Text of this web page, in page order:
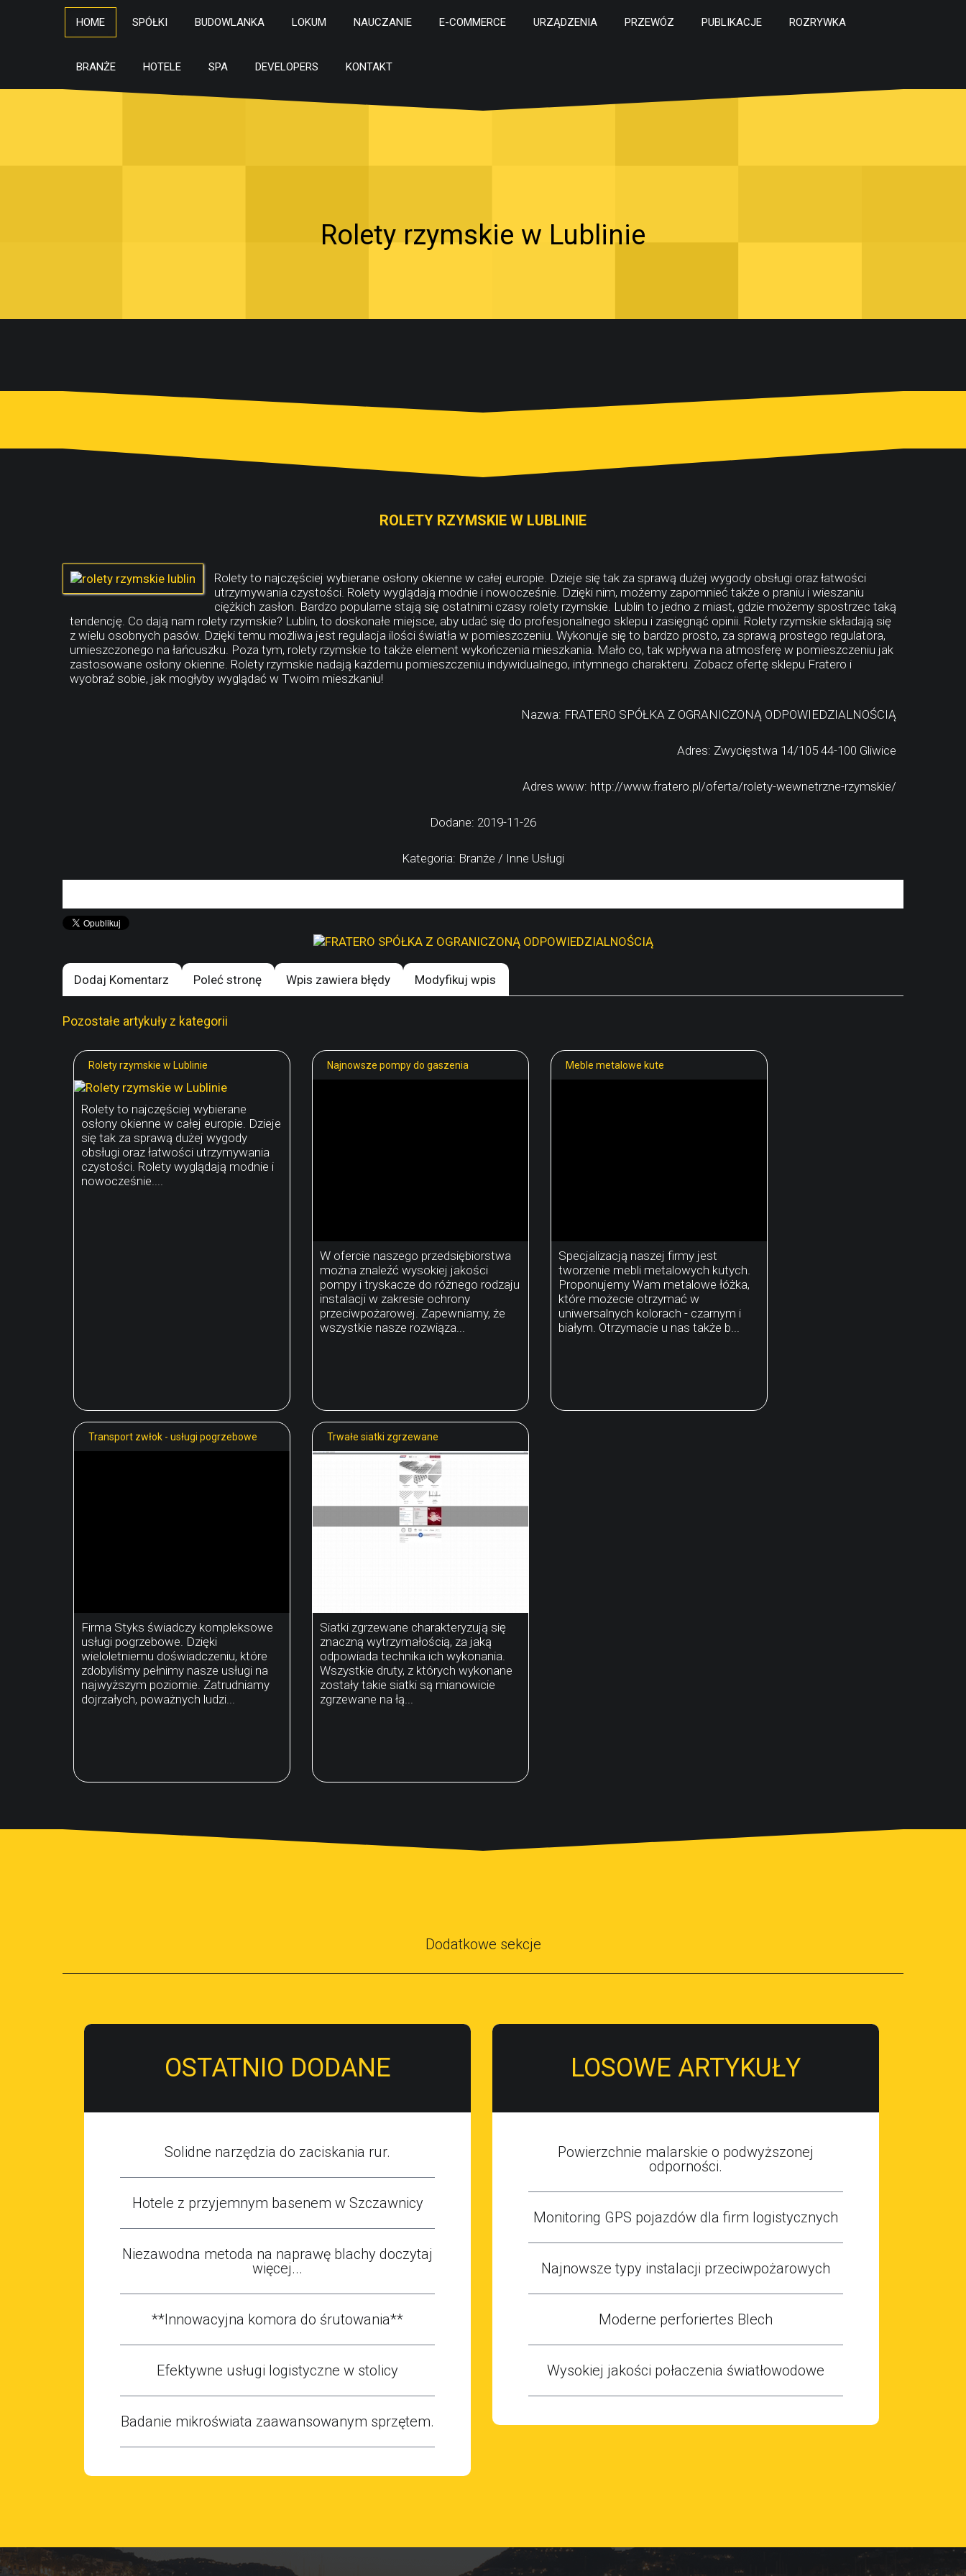
HOME SPÓŁKI BUDOWLANKA LOKUM NAUCZANIE E-COMMERCE URZĄDZENIA PRZEWÓZ PUBLIKACJE ROZRYWKA
BRANŻE HOTELE SPA DEVELOPERS KONTAKT
Rolety rzymskie w Lublinie
ROLETY RZYMSKIE W LUBLINIE
Rolety to najczęściej wybierane osłony okienne w całej europie. Dzieje się tak za sprawą dużej wygody obsługi oraz łatwości
utrzymywania czystości. Rolety wyglądają modnie i nowocześnie. Dzięki nim, możemy zapomnieć także o praniu i wieszaniu
ciężkich zasłon. Bardzo popularne stają się ostatnimi czasy rolety rzymskie. Lublin to jedno z miast, gdzie możemy spostrzec taką
tendencję. Co dają nam rolety rzymskie? Lublin, to doskonałe miejsce, aby udać się do profesjonalnego sklepu i zasięgnąć opinii. Rolety rzymskie składają się
z wielu osobnych pasów. Dzięki temu możliwa jest regulacja ilości światła w pomieszczeniu. Wykonuje się to bardzo prosto, za sprawą prostego regulatora,
umieszczonego na łańcuszku. Poza tym, rolety rzymskie to także element wykończenia mieszkania. Mało co, tak wpływa na atmosferę w pomieszczeniu jak
zastosowane osłony okienne. Rolety rzymskie nadają każdemu pomieszczeniu indywidualnego, intymnego charakteru. Zobacz ofertę sklepu Fratero i
wyobraź sobie, jak mogłyby wyglądać w Twoim mieszkaniu!
Nazwa: FRATERO SPÓŁKA Z OGRANICZONĄ ODPOWIEDZIALNOŚCIĄ
Adres: Zwycięstwa 14/105 44-100 Gliwice
Adres www: http://www.fratero.pl/oferta/rolety-wewnetrzne-rzymskie/
Dodane: 2019-11-26
Kategoria: Branże / Inne Usługi
Dodaj Komentarz Poleć stronę Wpis zawiera błędy Modyfikuj wpis
Pozostałe artykuły z kategorii
Rolety rzymskie w Lublinie
Rolety to najczęściej wybierane
osłony okienne w całej europie. Dzieje
się tak za sprawą dużej wygody
obsługi oraz łatwości utrzymywania
czystości. Rolety wyglądają modnie i
nowocześnie....
Najnowsze pompy do gaszenia
W ofercie naszego przedsiębiorstwa
można znaleźć wysokiej jakości
pompy i tryskacze do różnego rodzaju
instalacji w zakresie ochrony
przeciwpożarowej. Zapewniamy, że
wszystkie nasze rozwiąza...
Meble metalowe kute
Specjalizacją naszej firmy jest
tworzenie mebli metalowych kutych.
Proponujemy Wam metalowe łóżka,
które możecie otrzymać w
uniwersalnych kolorach - czarnym i
białym. Otrzymacie u nas także b...
Transport zwłok - usługi pogrzebowe
Firma Styks świadczy kompleksowe
usługi pogrzebowe. Dzięki
wieloletniemu doświadczeniu, które
zdobyliśmy pełnimy nasze usługi na
najwyższym poziomie. Zatrudniamy
dojrzałych, poważnych ludzi...
Trwałe siatki zgrzewane
Siatki zgrzewane charakteryzują się
znaczną wytrzymałością, za jaką
odpowiada technika ich wykonania.
Wszystkie druty, z których wykonane
zostały takie siatki są mianowicie
zgrzewane na łą...
Dodatkowe sekcje
OSTATNIO DODANE
Solidne narzędzia do zaciskania rur.
Hotele z przyjemnym basenem w Szczawnicy
Niezawodna metoda na naprawę blachy doczytaj
więcej...
**Innowacyjna komora do śrutowania**
Efektywne usługi logistyczne w stolicy
Badanie mikroświata zaawansowanym sprzętem.
LOSOWE ARTYKUŁY
Powierzchnie malarskie o podwyższonej
odporności.
Monitoring GPS pojazdów dla firm logistycznych
Najnowsze typy instalacji przeciwpożarowych
Moderne perforiertes Blech
Wysokiej jakości połaczenia światłowodowe